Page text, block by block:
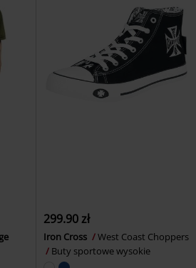
299.90 zł
Iron Cross
West Coast Choppers
Buty sportowe wysokie